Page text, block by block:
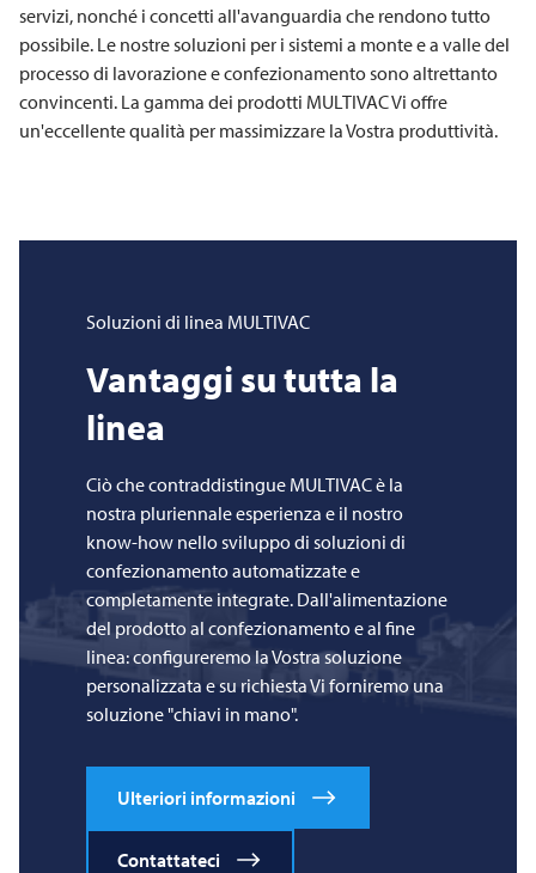
servizi, nonché i concetti all'avanguardia che rendono tutto
possibile. Le nostre soluzioni per i sistemi a monte e a valle del
processo di lavorazione e confezionamento sono altrettanto
convincenti. La gamma dei prodotti MULTIVACVi offre
un'eccellente qualità per massimizzare la Vostra produttività.
Soluzioni di linea MULTIVAC
Vantaggi su tutta la
linea
Ciò che contraddistingue MULTIVACè la
nostra pluriennale esperienza e il nostro
know-how nello sviluppo di soluzioni di
confezionamento automatizzate e
completamente integrate. Dall'alimentazione
del prodotto al confezionamento e al fine
linea: configureremo la Vostra soluzione
personalizzata e su richiesta Vi forniremo una
soluzione "chiavi in mano".
Ulteriori informazioni
Contattateci